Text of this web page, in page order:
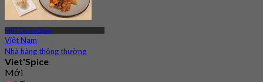
MRT Clarke Quay
Việt Nam
Nhà hàng thông thường
Viet'Spice
Mới